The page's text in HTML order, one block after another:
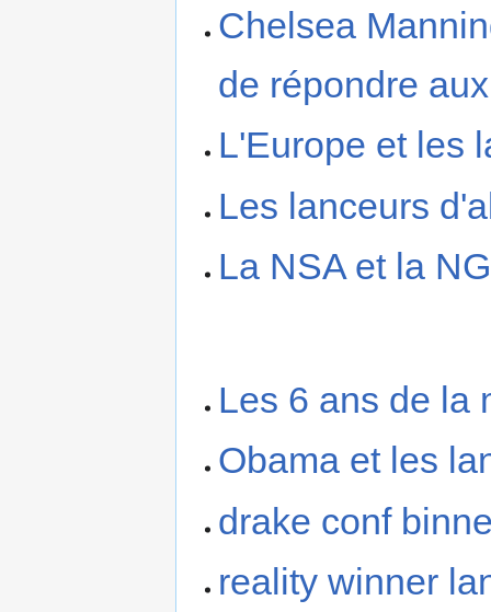
Chelsea
de répondre
L'Europe et les
Les lanceurs
La NSA et la
Les 6 ans de la
Obama et les
drake conf
reality winner